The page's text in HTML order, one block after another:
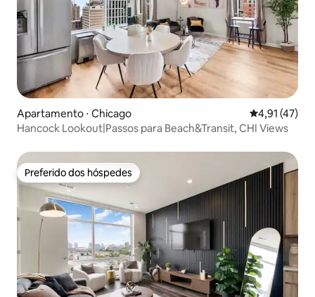
Apartamento ⋅ Chicago 4,91 de uma
4,91 (47)
Hancock Lookout|Passos para Beach&Transit, CHI Views
Preferido dos hóspedes
Preferido dos hóspedes